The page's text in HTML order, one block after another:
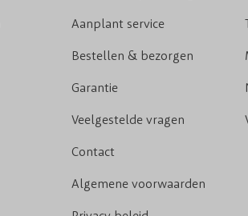
Aanplant service
Bestellen & bezorgen
Garantie
Veelgestelde vragen
Contact
Algemene voorwaarden